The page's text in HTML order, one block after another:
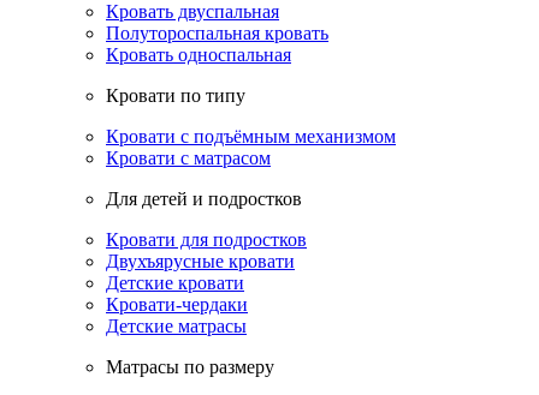
Кровать двуспальная
Полутороспальная кровать
Кровать односпальная
Кровати по типу
Кровати с подъёмным механизмом
Кровати с матрасом
Для детей и подростков
Кровати для подростков
Двухъярусные кровати
Детские кровати
Кровати-чердаки
Детские матрасы
Матрасы по размеру